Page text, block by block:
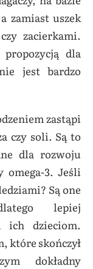
zamiast uszek
zacierkami.
dla
jest bardzo
zastąpi
czy soli. Są to
dla rozwoju
omega-3. Jeśli
Są one
lepiej
ich dzieciom.
które skończył
dokładny